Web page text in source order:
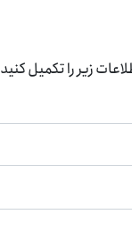
زیر را تکمیل کنید